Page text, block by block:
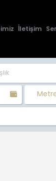
İletişim